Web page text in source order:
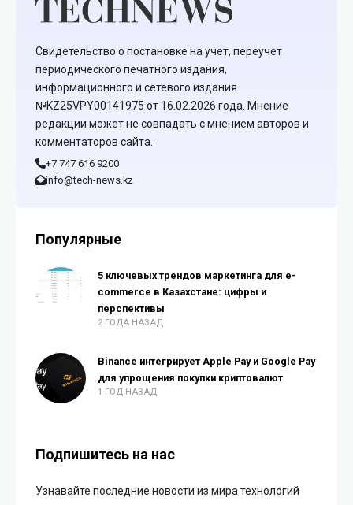
Свидетельство о постановке на учет, переучет
периодического печатного издания,
информационного и сетевого издания
№KZ25VPY00141975 от 16.02.2026 года. Мнение
редакции может не совпадать с мнением авторов и
комментаторов сайта.
+7 747 616 9200
info@tech-news.kz
Популярные
5 ключевых трендов маркетинга для e-
commerce в Казахстане: цифры и
перспективы
2 ГОДА НАЗАД
Binance интегрирует Apple Pay и Google Pay
для упрощения покупки криптовалют
1 ГОД НАЗАД
Подпишитесь на нас
Узнавайте последние новости из мира технологий